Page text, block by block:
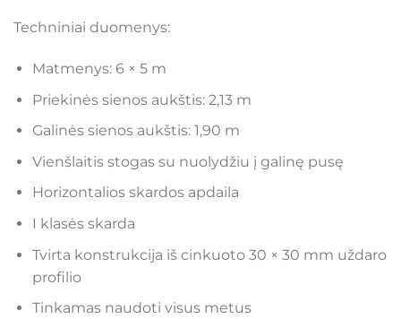
Techniniai duomenys:
Matmenys: 6 × 5 m
Priekinės sienos aukštis: 2,13 m
Galinės sienos aukštis: 1,90 m
Vienšlaitis stogas su nuolydžiu į galinę pusę
Horizontalios skardos apdaila
I klasės skarda
Tvirta konstrukcija iš cinkuoto 30 × 30 mm uždaro
profilio
Tinkamas naudoti visus metus